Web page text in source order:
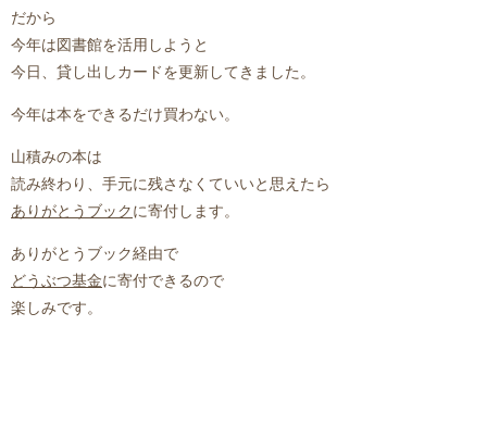
だから
今年は図書館を活用しようと
今日、貸し出しカードを更新してきました。
今年は本をできるだけ買わない。
山積みの本は
読み終わり、手元に残さなくていいと思えたら
ありがとうブック に寄付します。
ありがとうブック経由で
どうぶつ基金に寄付できるので
楽しみです。